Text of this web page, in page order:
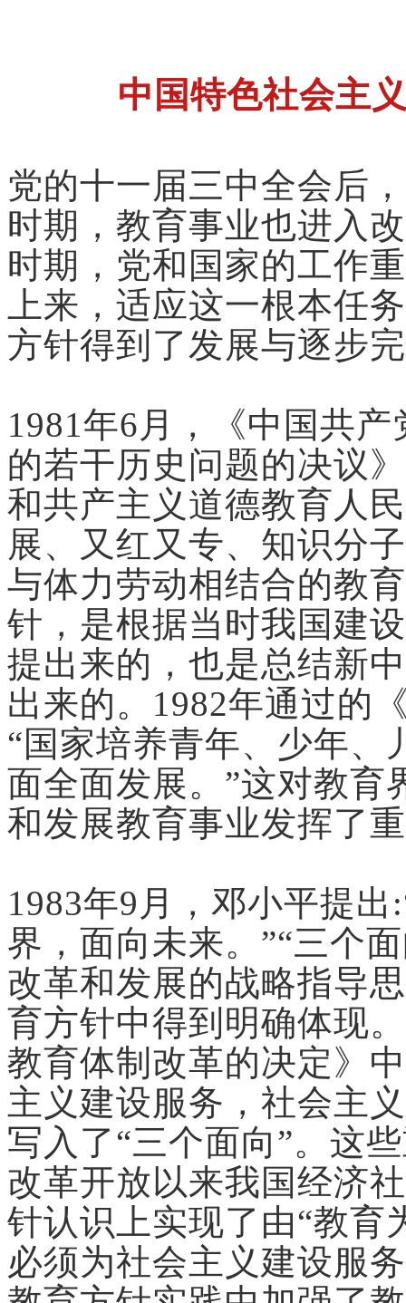
中国特色社会主
党的十一届三中全会后
时期，教育事业也进入
时期，党和国家的工作
上来，适应这一根本任
方针得到了发展与逐步
1981年6月，《中国共
的若干历史问题的决议
和共产主义道德教育人
展、又红又专、知识分
与体力劳动相结合的教
针，是根据当时我国建
提出来的，也是总结新
出来的。1982年通过的
“国家培养青年、少年、
面全面发展。”这对教育
和发展教育事业发挥了
1983年9月，邓小平提
界，面向未来。”“三个
改革和发展的战略指导
育方针中得到明确体现
教育体制改革的决定》
主义建设服务，社会主
写入了“三个面向”。这
改革开放以来我国经济
针认识上实现了由“教育
必须为社会主义建设服